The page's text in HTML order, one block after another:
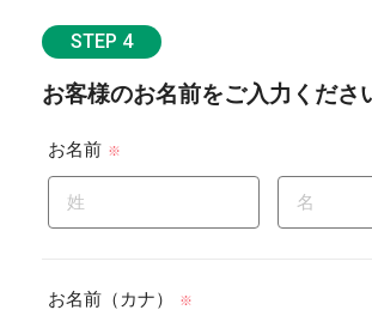
STEP 4
お客様のお名前をご入力くださ
お名前 ※
お名前（カナ） ※